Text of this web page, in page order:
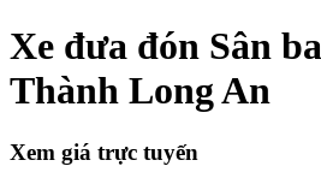
Xe đưa đón Sân
Thành Long An
Xem giá trực tuyến